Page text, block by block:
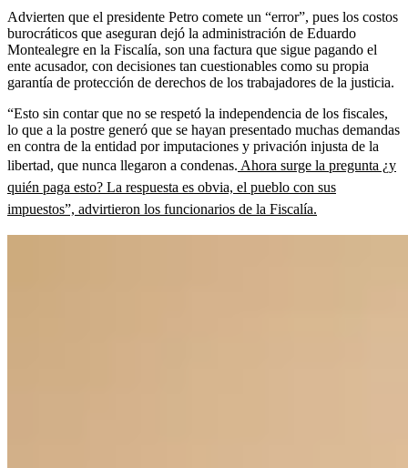
Advierten que el presidente Petro comete un “error”, pues los costos
burocráticos que aseguran dejó la administración de Eduardo
Montealegre en la Fiscalía, son una factura que sigue pagando el
ente acusador, con decisiones tan cuestionables como su propia
garantía de protección de derechos de los trabajadores de la justicia.
“Esto sin contar que no se respetó la independencia de los fiscales,
lo que a la postre generó que se hayan presentado muchas demandas
en contra de la entidad por imputaciones y privación injusta de la
libertad, que nunca llegaron a condenas. Ahora surge la pregunta ¿y
quién paga esto? La respuesta es obvia, el pueblo con sus
impuestos”, advirtieron los funcionarios de la Fiscalía.